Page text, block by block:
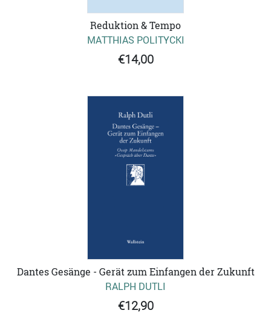
Reduktion & Tempo
MATTHIAS POLITYCKI
€14,00
Dantes Gesänge - Gerät zum Einfangen der Zukunft
RALPH DUTLI
€12,90